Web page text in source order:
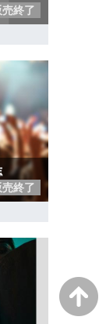
売終了
売終了